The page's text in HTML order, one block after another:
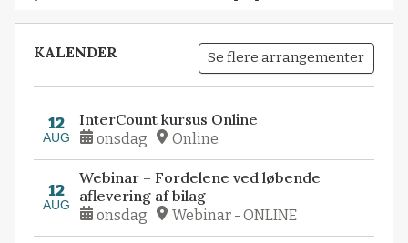
KALENDER Se flere arrangementer
12
AUG
InterCount kursus Online
onsdag Online
12
AUG
Webinar – Fordelene ved løbende
aflevering af bilag
onsdag Webinar - ONLINE